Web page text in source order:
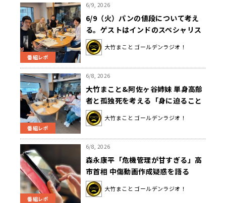
番組レポ
6/9, 2026
6/9（火）パンの値段について考え
る。ゲストはインドのスペシャリス
ト難波昇平さんでした！
大竹まこと ゴールデンラジオ！
番組レポ
6/8, 2026
大竹まこと&阿佐ヶ谷姉妹 単身高齢
者と孤独死を考える「身に迫ること
があります」
大竹まこと ゴールデンラジオ！
番組レポ
6/8, 2026
森永康平「危機管理が甘すぎる」高
市首相 中傷動画作成疑惑を語る
大竹まこと ゴールデンラジオ！